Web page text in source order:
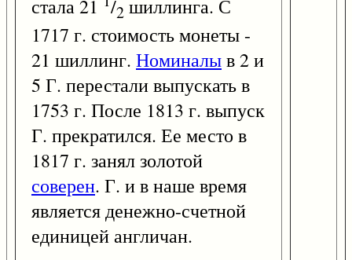
стала 21 /2 шиллинга. С
1717 г. стоимость монеты -
21 шиллинг. Номиналыв 2 и
5 Г. перестали выпускать в
1753 г. После 1813 г. выпуск
Г. прекратился. Ее место в
1817 г. занял золотой
соверен. Г. и в наше время
является денежно-счетной
единицей англичан.